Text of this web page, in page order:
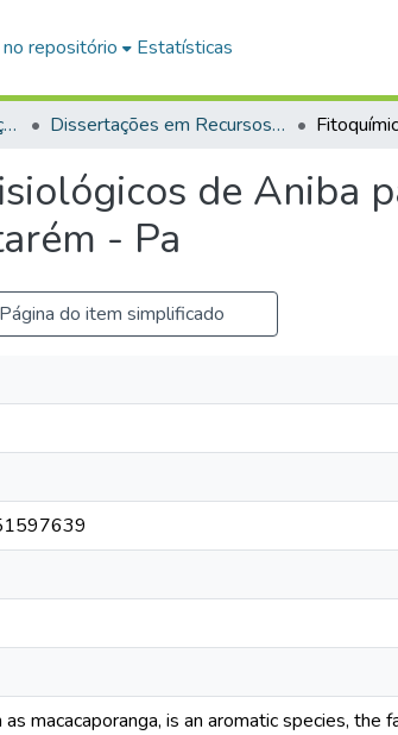
repositório Estatísticas
Programa de Pós-Graduação em Recursos Naturais da Amazônia (PPGRNA) Dissertações em Recursos Naturais da Amazônia (Mestrado)
de Aniba
- Pa
Página do item simplificado
macacaporanga, is an aromatic species, the